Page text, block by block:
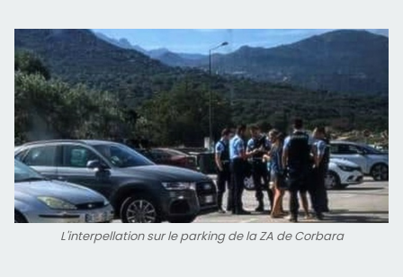
L'interpellation sur le parking de la ZA de Corbara